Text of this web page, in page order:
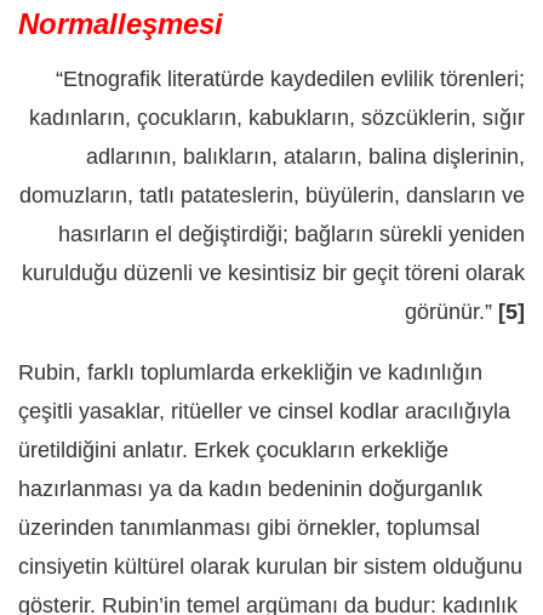
Normalleşmesi
“Etnografik literatürde kaydedilen evlilik törenleri;
kadınların, çocukların, kabukların, sözcüklerin, sığır
adlarının, balıkların, ataların, balina dişlerinin,
domuzların, tatlı patateslerin, büyülerin, dansların ve
hasırların el değiştirdiği; bağların sürekli yeniden
kurulduğu düzenli ve kesintisiz bir geçit töreni olarak
görünür.” [5]
Rubin, farklı toplumlarda erkekliğin ve kadınlığın
çeşitli yasaklar, ritüeller ve cinsel kodlar aracılığıyla
üretildiğini anlatır. Erkek çocukların erkekliğe
hazırlanması ya da kadın bedeninin doğurganlık
üzerinden tanımlanması gibi örnekler, toplumsal
cinsiyetin kültürel olarak kurulan bir sistem olduğunu
gösterir. Rubin’in temel argümanı da budur: kadınlık